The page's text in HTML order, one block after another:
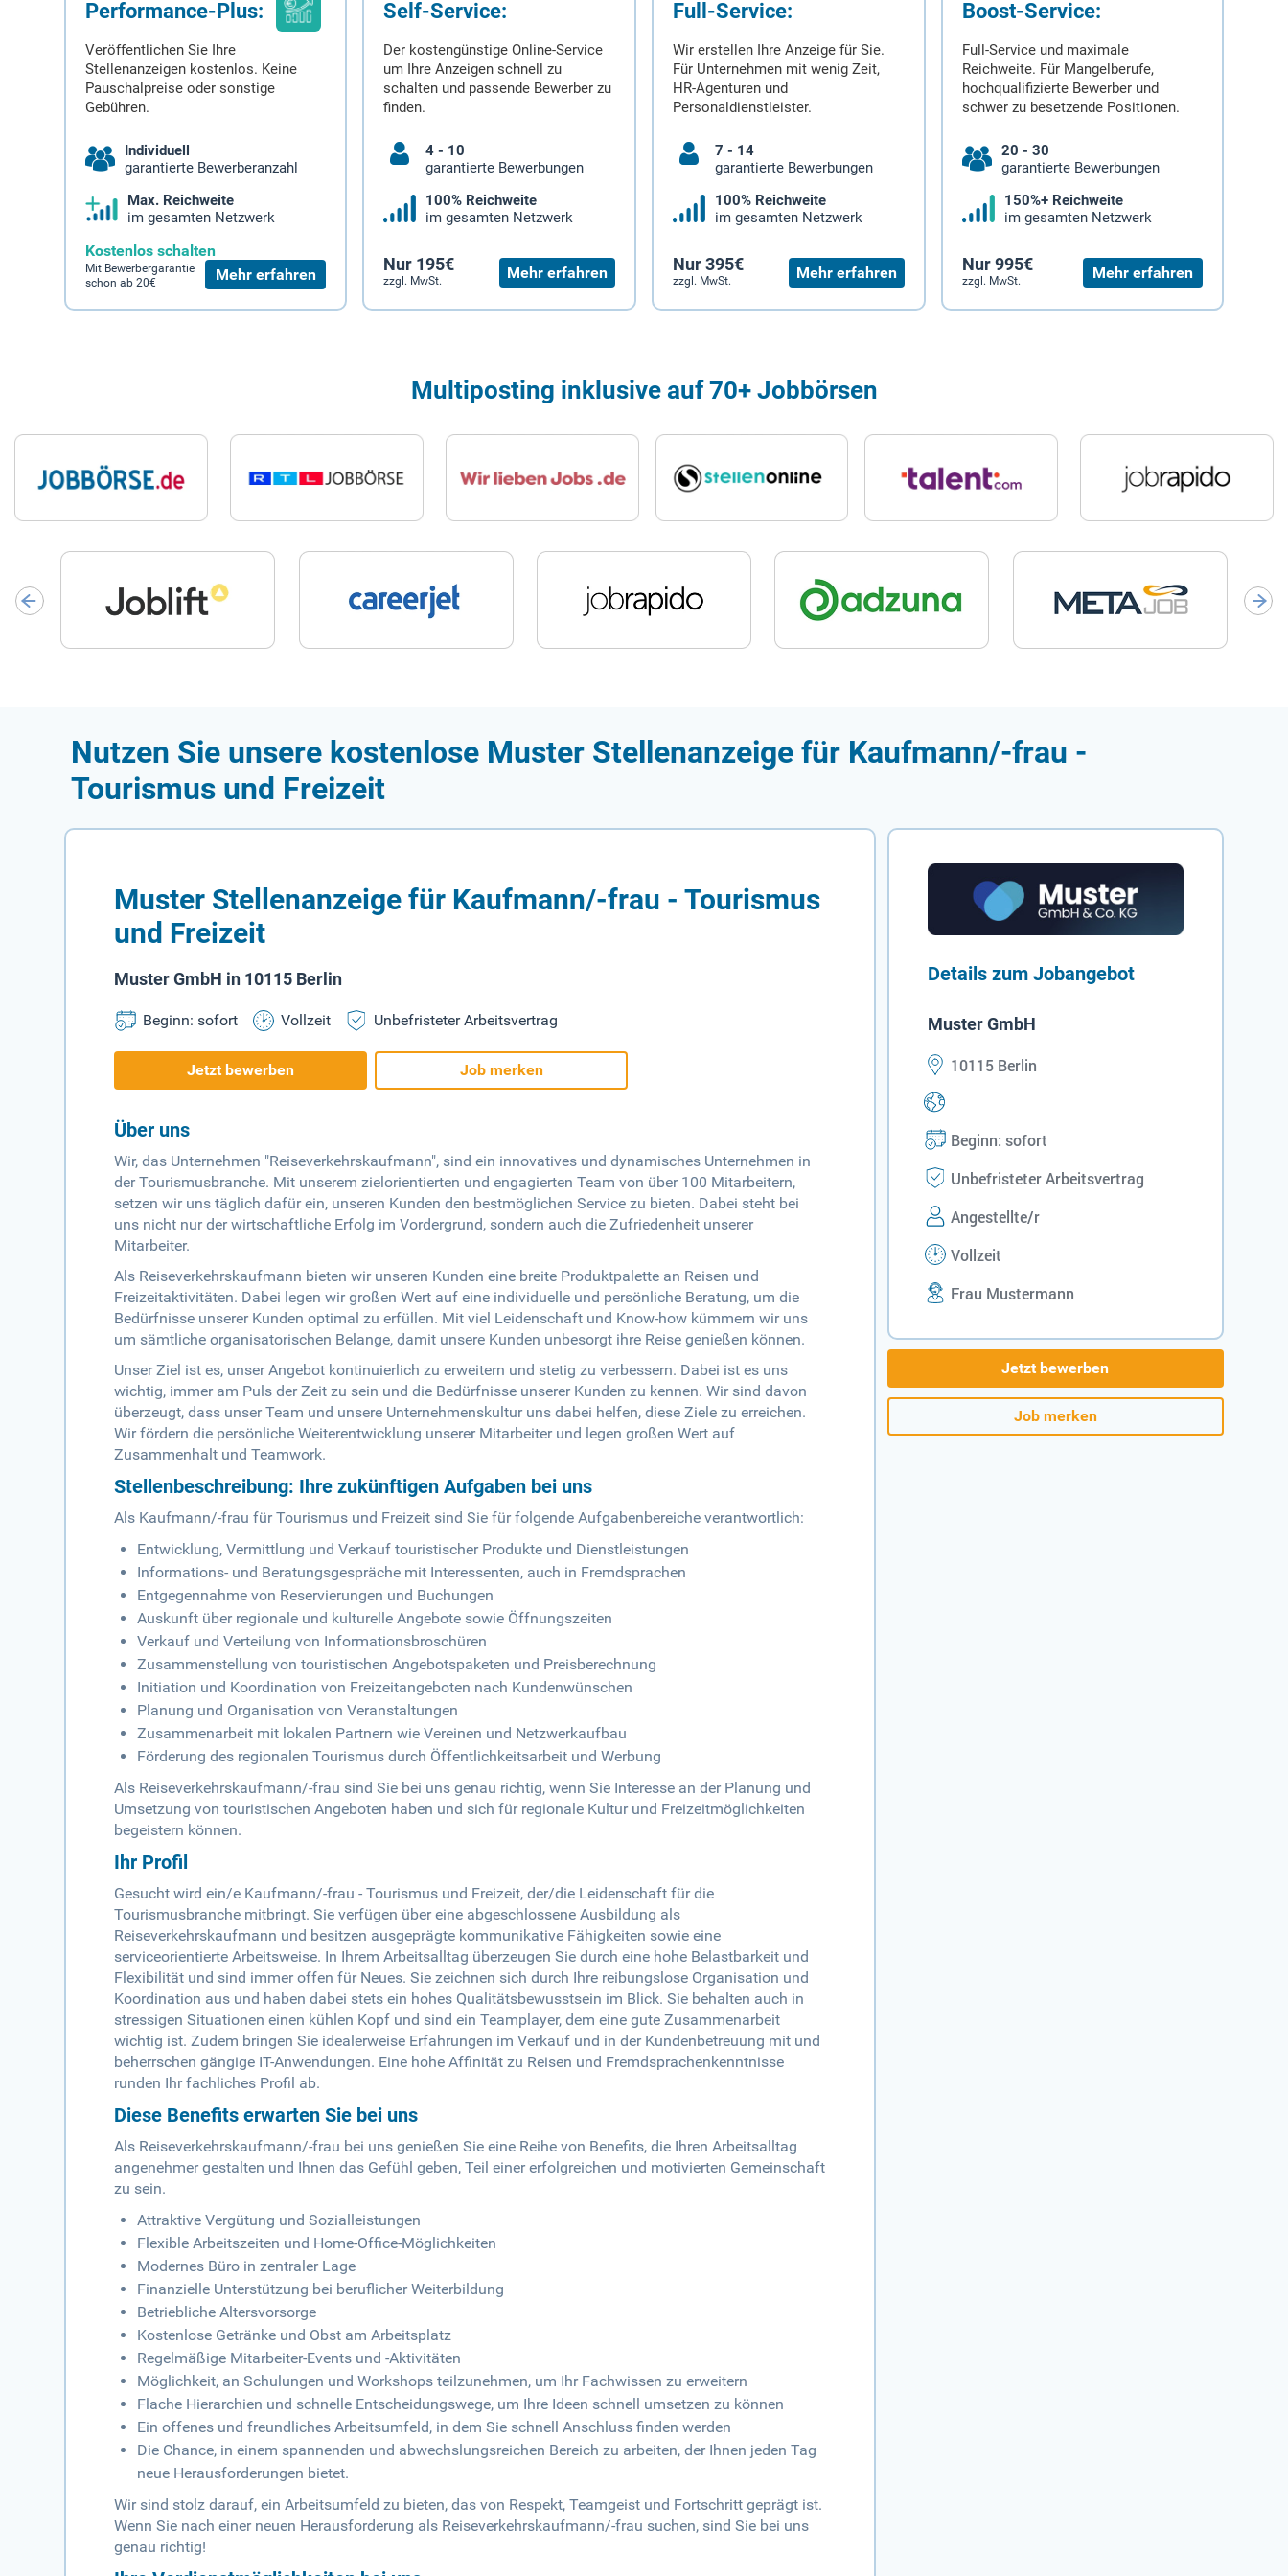
Performance-Plus:
Veröffentlichen Sie Ihre
Stellenanzeigen kostenlos. Keine
Pauschalpreise oder sonstige
Gebühren.
Individuell
garantierte Bewerberanzahl
Max. Reichweite
im gesamten Netzwerk
Kostenlos schalten
Mit Bewerbergarantie
schon ab 20€
Mehr erfahren
Self-Service:
Der kostengünstige Online-Service
um Ihre Anzeigen schnell zu
schalten und passende Bewerber zu
finden.
4 - 10
garantierte Bewerbungen
100% Reichweite
im gesamten Netzwerk
Nur 195€
zzgl. MwSt. Mehr erfahren
Full-Service:
Wir erstellen Ihre Anzeige für Sie.
Für Unternehmen mit wenig Zeit,
HR-Agenturen und
Personaldienstleister.
7 - 14
garantierte Bewerbungen
100% Reichweite
im gesamten Netzwerk
Nur 395€
zzgl. MwSt. Mehr erfahren
Boost-Service:
Full-Service und maximale
Reichweite. Für Mangelberufe,
hochqualifizierte Bewerber und
schwer zu besetzende Positionen.
20 - 30
garantierte Bewerbungen
150%+ Reichweite
im gesamten Netzwerk
Nur 995€
zzgl. MwSt. Mehr erfahren
Multiposting inklusive auf 70+ Jobbörsen
Nutzen Sie unsere kostenlose Muster Stellenanzeige für Kaufmann/-frau -
Tourismus und Freizeit
Muster Stellenanzeige für Kaufmann/-frau - Tourismus
und Freizeit
Muster GmbH in 10115 Berlin
Beginn: sofort Vollzeit Unbefristeter Arbeitsvertrag
Jetzt bewerben Job merken
Über uns
Wir, das Unternehmen "Reiseverkehrskaufmann", sind ein innovatives und dynamisches Unternehmen in
der Tourismusbranche. Mit unserem zielorientierten und engagierten Team von über 100 Mitarbeitern,
setzen wir uns täglich dafür ein, unseren Kunden den bestmöglichen Service zu bieten. Dabei steht bei
uns nicht nur der wirtschaftliche Erfolg im Vordergrund, sondern auch die Zufriedenheit unserer
Mitarbeiter.
Als Reiseverkehrskaufmann bieten wir unseren Kunden eine breite Produktpalette an Reisen und
Freizeitaktivitäten. Dabei legen wir großen Wert auf eine individuelle und persönliche Beratung, um die
Bedürfnisse unserer Kunden optimal zu erfüllen. Mit viel Leidenschaft und Know-how kümmern wir uns
um sämtliche organisatorischen Belange, damit unsere Kunden unbesorgt ihre Reise genießen können.
Unser Ziel ist es, unser Angebot kontinuierlich zu erweitern und stetig zu verbessern. Dabei ist es uns
wichtig, immer am Puls der Zeit zu sein und die Bedürfnisse unserer Kunden zu kennen. Wir sind davon
überzeugt, dass unser Team und unsere Unternehmenskultur uns dabei helfen, diese Ziele zu erreichen.
Wir fördern die persönliche Weiterentwicklung unserer Mitarbeiter und legen großen Wert auf
Zusammenhalt und Teamwork.
Stellenbeschreibung: Ihre zukünftigen Aufgaben bei uns
Als Kaufmann/-frau für Tourismus und Freizeit sind Sie für folgende Aufgabenbereiche verantwortlich:
Entwicklung, Vermittlung und Verkauf touristischer Produkte und Dienstleistungen
Informations- und Beratungsgespräche mit Interessenten, auch in Fremdsprachen
Entgegennahme von Reservierungen und Buchungen
Auskunft über regionale und kulturelle Angebote sowie Öffnungszeiten
Verkauf und Verteilung von Informationsbroschüren
Zusammenstellung von touristischen Angebotspaketen und Preisberechnung
Initiation und Koordination von Freizeitangeboten nach Kundenwünschen
Planung und Organisation von Veranstaltungen
Zusammenarbeit mit lokalen Partnern wie Vereinen und Netzwerkaufbau
Förderung des regionalen Tourismus durch Öffentlichkeitsarbeit und Werbung
Als Reiseverkehrskaufmann/-frau sind Sie bei uns genau richtig, wenn Sie Interesse an der Planung und
Umsetzung von touristischen Angeboten haben und sich für regionale Kultur und Freizeitmöglichkeiten
begeistern können.
Ihr Profil
Gesucht wird ein/e Kaufmann/-frau - Tourismus und Freizeit, der/die Leidenschaft für die
Tourismusbranche mitbringt. Sie verfügen über eine abgeschlossene Ausbildung als
Reiseverkehrskaufmann und besitzen ausgeprägte kommunikative Fähigkeiten sowie eine
serviceorientierte Arbeitsweise. In Ihrem Arbeitsalltag überzeugen Sie durch eine hohe Belastbarkeit und
Flexibilität und sind immer offen für Neues. Sie zeichnen sich durch Ihre reibungslose Organisation und
Koordination aus und haben dabei stets ein hohes Qualitätsbewusstsein im Blick. Sie behalten auch in
stressigen Situationen einen kühlen Kopf und sind ein Teamplayer, dem eine gute Zusammenarbeit
wichtig ist. Zudem bringen Sie idealerweise Erfahrungen im Verkauf und in der Kundenbetreuung mit und
beherrschen gängige IT-Anwendungen. Eine hohe Affinität zu Reisen und Fremdsprachenkenntnisse
runden Ihr fachliches Profil ab.
Diese Benefits erwarten Sie bei uns
Als Reiseverkehrskaufmann/-frau bei uns genießen Sie eine Reihe von Benefits, die Ihren Arbeitsalltag
angenehmer gestalten und Ihnen das Gefühl geben, Teil einer erfolgreichen und motivierten Gemeinschaft
zu sein.
Attraktive Vergütung und Sozialleistungen
Flexible Arbeitszeiten und Home-Office-Möglichkeiten
Modernes Büro in zentraler Lage
Finanzielle Unterstützung bei beruflicher Weiterbildung
Betriebliche Altersvorsorge
Kostenlose Getränke und Obst am Arbeitsplatz
Regelmäßige Mitarbeiter-Events und -Aktivitäten
Möglichkeit, an Schulungen und Workshops teilzunehmen, um Ihr Fachwissen zu erweitern
Flache Hierarchien und schnelle Entscheidungswege, um Ihre Ideen schnell umsetzen zu können
Ein offenes und freundliches Arbeitsumfeld, in dem Sie schnell Anschluss finden werden
Die Chance, in einem spannenden und abwechslungsreichen Bereich zu arbeiten, der Ihnen jeden Tag
neue Herausforderungen bietet.
Wir sind stolz darauf, ein Arbeitsumfeld zu bieten, das von Respekt, Teamgeist und Fortschritt geprägt ist.
Wenn Sie nach einer neuen Herausforderung als Reiseverkehrskaufmann/-frau suchen, sind Sie bei uns
genau richtig!
Details zum Jobangebot
Muster GmbH
10115 Berlin
Beginn: sofort
Unbefristeter Arbeitsvertrag
Angestellte/r
Vollzeit
Frau Mustermann
Jetzt bewerben
Job merken